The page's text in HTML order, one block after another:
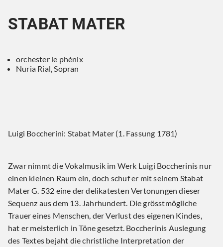
STABAT MATER
orchester le phénix
Nuria Rial, Sopran
Luigi Boccherini: Stabat Mater (1. Fassung 1781)
Zwar nimmt die Vokalmusik im Werk Luigi Boccherinis nur
einen kleinen Raum ein, doch schuf er mit seinem Stabat
Mater G. 532 eine der delikatesten Vertonungen dieser
Sequenz aus dem 13. Jahrhundert. Die grösstmögliche
Trauer eines Menschen, der Verlust des eigenen Kindes,
hat er meisterlich in Töne gesetzt. Boccherinis Auslegung
des Textes bejaht die christliche Interpretation der